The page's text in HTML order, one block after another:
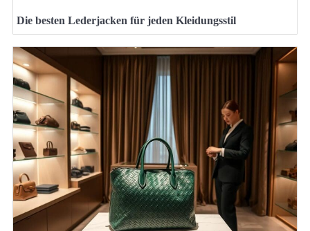
Die besten Lederjacken für jeden Kleidungsstil